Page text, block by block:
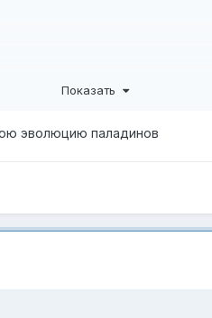
Показать
эволюцию паладинов